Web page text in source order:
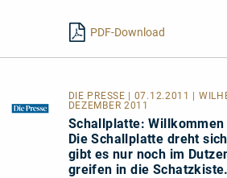
PDF-Download
DIE PRESSE | 07.12.2011 |
DEZEMBER 2011
Schallplatte:
Die Schallplatte dreht
gibt es nur noch im
greifen in die Schatzkiste.